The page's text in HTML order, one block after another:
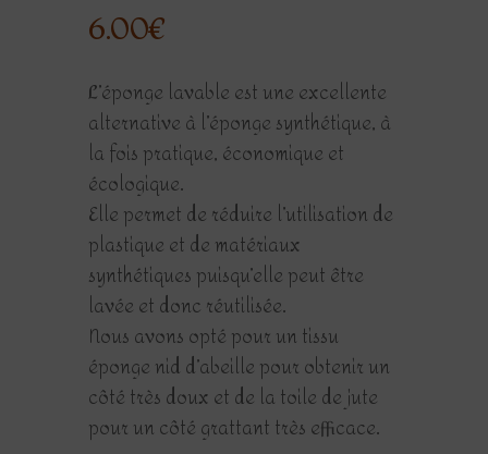
6.00€
L’éponge lavable est une excellente
alternative à l’éponge synthétique, à
la fois pratique, économique et
écologique.
Elle permet de réduire l’utilisation de
plastique et de matériaux
synthétiques puisqu’elle peut être
lavée et donc réutilisée.
Nous avons opté pour un tissu
éponge nid d’abeille pour obtenir un
côté très doux et de la toile de jute
pour un côté grattant très efficace.